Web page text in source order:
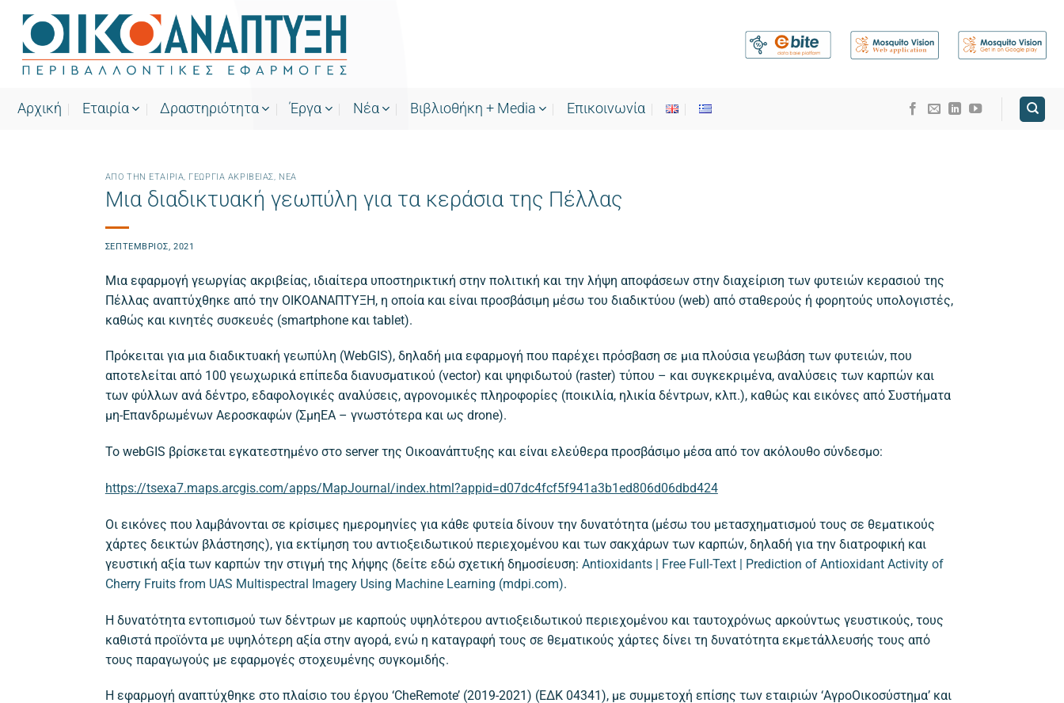
περιεχόμενο
Αρχική Εταιρία Δραστηριότητα Έργα Νέα Bιβλιοθήκη + Media Επικοινωνία
ΑΠΌ ΤΗΝ ΕΤΑΙΡΊΑ, ΓΕΩΡΓΊΑ ΑΚΡΙΒΕΊΑΣ, ΝΕΑ
Μια διαδικτυακή γεωπύλη για τα κεράσια της Πέλλας
ΣΕΠΤΈΜΒΡΙΟΣ, 2021
Μια εφαρμογή γεωργίας ακριβείας, ιδιαίτερα υποστηρικτική στην πολιτική και την λήψη αποφάσεων στην διαχείριση των φυτειών κερασιού της
Πέλλας αναπτύχθηκε από την ΟΙΚΟΑΝΑΠΤΥΞΗ, η οποία και είναι προσβάσιμη μέσω του διαδικτύου (web) από σταθερούς ή φορητούς υπολογιστές,
καθώς και κινητές συσκευές (smartphone και tablet).
Πρόκειται για μια διαδικτυακή γεωπύλη (WebGIS), δηλαδή μια εφαρμογή που παρέχει πρόσβαση σε μια πλούσια γεωβάση των φυτειών, που
αποτελείται από 100 γεωχωρικά επίπεδα διανυσματικού (vector) και ψηφιδωτού (raster) τύπου – και συγκεκριμένα, αναλύσεις των καρπών και
των φύλλων ανά δέντρο, εδαφολογικές αναλύσεις, αγρονομικές πληροφορίες (ποικιλία, ηλικία δέντρων, κλπ.), καθώς και εικόνες από Συστήματα
μη-Επανδρωμένων Αεροσκαφών (ΣμηΕΑ – γνωστότερα και ως drone).
Το webGIS βρίσκεται εγκατεστημένο στο server της Οικοανάπτυξης και είναι ελεύθερα προσβάσιμο μέσα από τον ακόλουθο σύνδεσμο:
https://tsexa7.maps.arcgis.com/apps/MapJournal/index.html?appid=d07dc4fcf5f941a3b1ed806d06dbd424
Οι εικόνες που λαμβάνονται σε κρίσιμες ημερομηνίες για κάθε φυτεία δίνουν την δυνατότητα (μέσω του μετασχηματισμού τους σε θεματικούς
χάρτες δεικτών βλάστησης), για εκτίμηση του αντιοξειδωτικού περιεχομένου και των σακχάρων των καρπών, δηλαδή για την διατροφική και
γευστική αξία των καρπών την στιγμή της λήψης (δείτε εδώ σχετική δημοσίευση: Antioxidants | Free Full-Text | Prediction of Antioxidant Activity of
Cherry Fruits from UAS Multispectral Imagery Using Machine Learning (mdpi.com).
Η δυνατότητα εντοπισμού των δέντρων με καρπούς υψηλότερου αντιοξειδωτικού περιεχομένου και ταυτοχρόνως αρκούντως γευστικούς, τους
καθιστά προϊόντα με υψηλότερη αξία στην αγορά, ενώ η καταγραφή τους σε θεματικούς χάρτες δίνει τη δυνατότητα εκμετάλλευσής τους από
τους παραγωγούς με εφαρμογές στοχευμένης συγκομιδής.
Η εφαρμογή αναπτύχθηκε στο πλαίσιο του έργου ‘CheRemote’ (2019-2021) (ΕΔΚ 04341), με συμμετοχή επίσης των εταιριών ‘ΑγροΟικοσύστημα’ και